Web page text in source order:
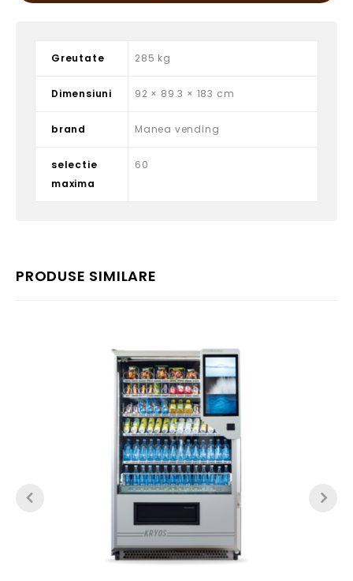
Greutate 285 kg
Dimensiuni 92 × 89.3 × 183 cm
brand Manea vending
selectie
maxima
60
PRODUSE SIMILARE